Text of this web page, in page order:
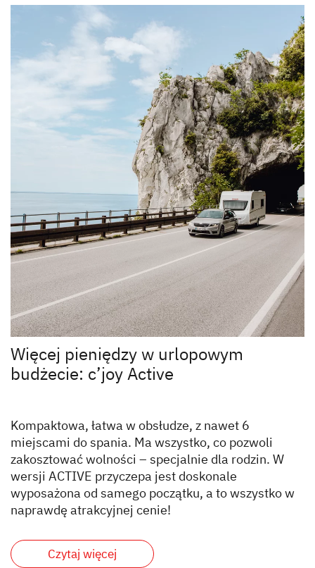
Więcej pieniędzy w urlopowym
budżecie: c’joy Active
Kompaktowa, łatwa w obsłudze, z nawet 6
miejscami do spania. Ma wszystko, co pozwoli
zakosztować wolności – specjalnie dla rodzin. W
wersji ACTIVE przyczepa jest doskonale
wyposażona od samego początku, a to wszystko w
naprawdę atrakcyjnej cenie!
Czytaj więcej